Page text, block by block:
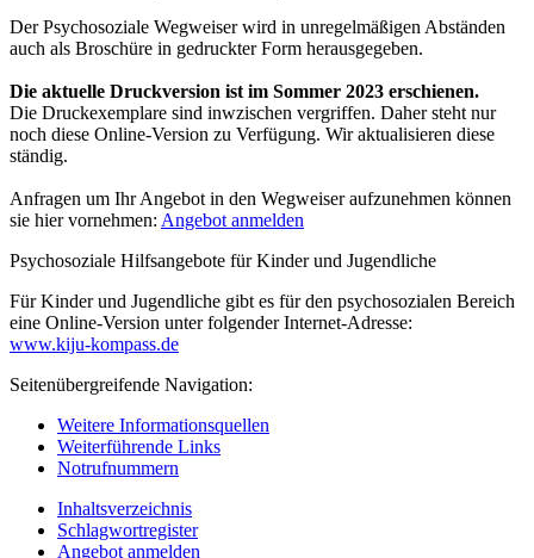
Der Psychosoziale Wegweiser wird in unregelmäßigen Abständen
auch als Broschüre in gedruckter Form herausgegeben.
Die aktuelle Druckversion ist im Sommer 2023 erschienen.
Die Druckexemplare sind inwzischen vergriffen. Daher steht nur
noch diese Online-Version zu Verfügung. Wir aktualisieren diese
ständig.
Anfragen um Ihr Angebot in den Wegweiser aufzunehmen können
sie hier vornehmen: Angebot anmelden
Psychosoziale Hilfsangebote für Kinder und Jugendliche
Für Kinder und Jugendliche gibt es für den psychosozialen Bereich
eine Online-Version unter folgender Internet-Adresse:
www.kiju-kompass.de
Seitenübergreifende Navigation:
Weitere Informationsquellen
Weiterführende Links
Notrufnummern
Inhaltsverzeichnis
Schlagwortregister
Angebot anmelden